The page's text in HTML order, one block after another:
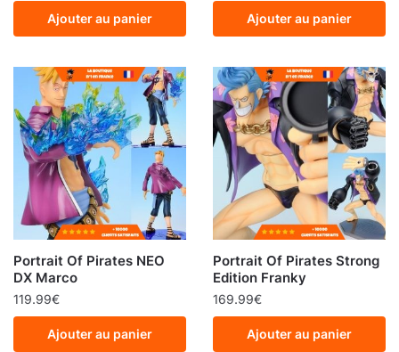
Ajouter au panier Ajouter au panier
Portrait Of Pirates NEO
DX Marco
119.99€
Ajouter au panier
Portrait Of Pirates Strong
Edition Franky
169.99€
Ajouter au panier